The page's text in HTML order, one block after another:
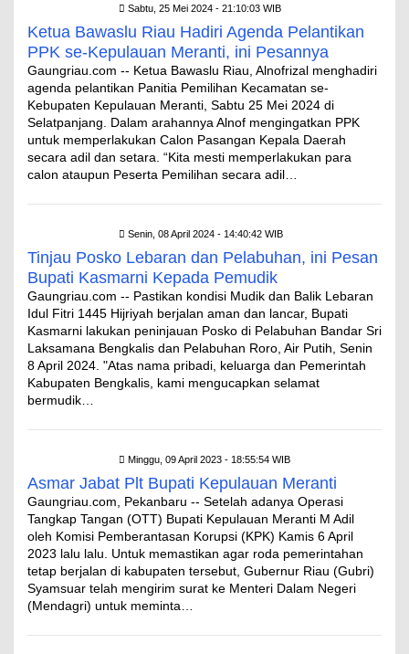
Sabtu, 25 Mei 2024 - 21:10:03 WIB
Ketua Bawaslu Riau Hadiri Agenda Pelantikan
PPK se-Kepulauan Meranti, ini Pesannya
Gaungriau.com -- Ketua Bawaslu Riau, Alnofrizal menghadiri
agenda pelantikan Panitia Pemilihan Kecamatan se-
Kebupaten Kepulauan Meranti, Sabtu 25 Mei 2024 di
Selatpanjang. Dalam arahannya Alnof mengingatkan PPK
untuk memperlakukan Calon Pasangan Kepala Daerah
secara adil dan setara. “Kita mesti memperlakukan para
calon ataupun Peserta Pemilihan secara adil…
Senin, 08 April 2024 - 14:40:42 WIB
Tinjau Posko Lebaran dan Pelabuhan, ini Pesan
Bupati Kasmarni Kepada Pemudik
Gaungriau.com -- Pastikan kondisi Mudik dan Balik Lebaran
Idul Fitri 1445 Hijriyah berjalan aman dan lancar, Bupati
Kasmarni lakukan peninjauan Posko di Pelabuhan Bandar Sri
Laksamana Bengkalis dan Pelabuhan Roro, Air Putih, Senin
8 April 2024. "Atas nama pribadi, keluarga dan Pemerintah
Kabupaten Bengkalis, kami mengucapkan selamat
bermudik…
Minggu, 09 April 2023 - 18:55:54 WIB
Asmar Jabat Plt Bupati Kepulauan Meranti
Gaungriau.com, Pekanbaru -- Setelah adanya Operasi
Tangkap Tangan (OTT) Bupati Kepulauan Meranti M Adil
oleh Komisi Pemberantasan Korupsi (KPK) Kamis 6 April
2023 lalu lalu. Untuk memastikan agar roda pemerintahan
tetap berjalan di kabupaten tersebut, Gubernur Riau (Gubri)
Syamsuar telah mengirim surat ke Menteri Dalam Negeri
(Mendagri) untuk meminta…